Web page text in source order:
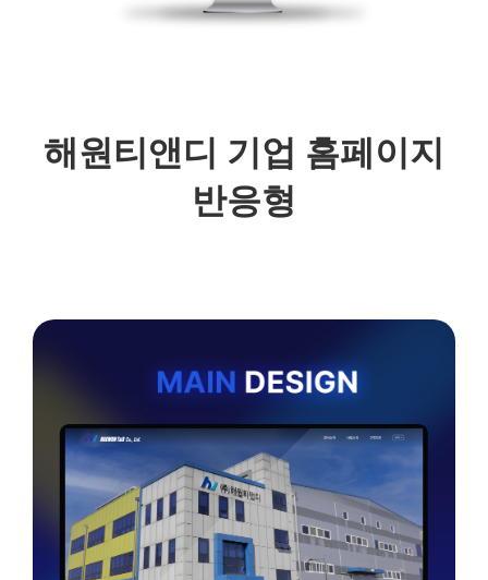
해원티앤디 기업 홈페이지
반응형